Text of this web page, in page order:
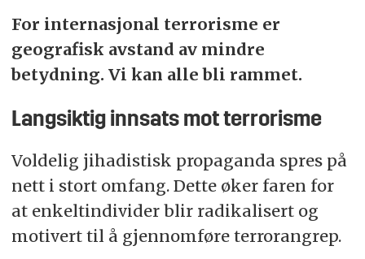
For internasjonal terrorisme er
geografisk avstand av mindre
betydning. Vi kan alle bli rammet.
Langsiktig innsats mot terrorisme
Voldelig jihadistisk propaganda spres på
nett i stort omfang. Dette øker faren for
at enkeltindivider blir radikalisert og
motivert til å gjennomføre terrorangrep.